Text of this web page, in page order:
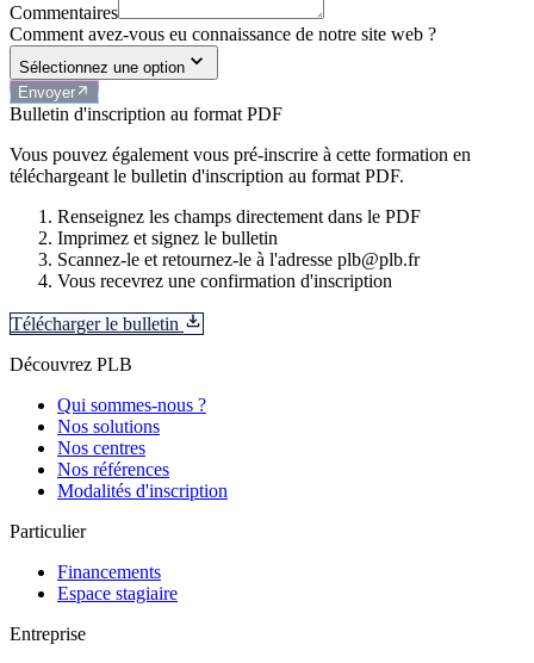
Commentaires
Comment avez-vous eu connaissance de notre site web ?
Sélectionnez une option
Envoyer
Bulletin d'inscription au format PDF
Vous pouvez également vous pré-inscrire à cette formation en
téléchargeant le bulletin d'inscription au format PDF.
Renseignez les champs directement dans le PDF
Imprimez et signez le bulletin
Scannez-le et retournez-le à l'adresse plb@plb.fr
Vous recevrez une confirmation d'inscription
Télécharger le bulletin
Découvrez PLB
Qui sommes-nous ?
Nos solutions
Nos centres
Nos références
Modalités d'inscription
Particulier
Financements
Espace stagiaire
Entreprise